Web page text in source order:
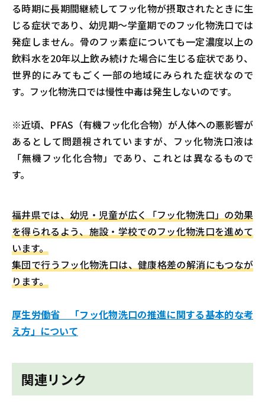
る時期に長期間継続してフッ化物が摂取されたときに生
じる症状であり、幼児期〜学童期でのフッ化物洗口では
発症しません。骨のフッ素症についても一定濃度以上の
飲料水を20年以上飲み続けた場合に生じる症状であり、
世界的にみてもごく一部の地域にみられた症状なので
す。フッ化物洗口では慢性中毒は発生しないのです。
※近頃、PFAS（有機フッ化化合物）が人体への悪影響が
あるとして問題視されていますが、フッ化物洗口液は
「無機フッ化化合物」であり、これとは異なるもので
す。
福井県では、幼児・児童が広く「フッ化物洗口」の効果
を得られるよう、施設・学校でのフッ化物洗口を進めて
います。
集団で行うフッ化物洗口は、健康格差の解消にもつなが
ります。
厚生労働省 「フッ化物洗口の推進に関する基本的な考
え方」について
関連リンク